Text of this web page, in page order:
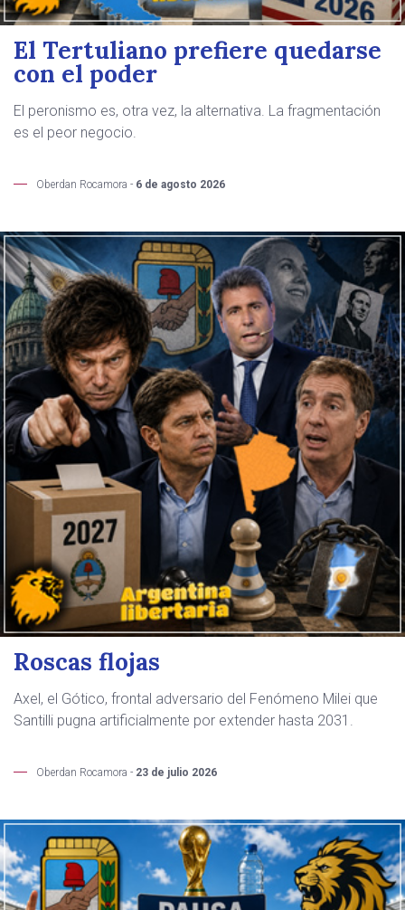
El Tertuliano prefiere quedarse
con el poder
El peronismo es, otra vez, la alternativa. La fragmentación
es el peor negocio.
Oberdan Rocamora - 6 de agosto 2026
Roscas flojas
Axel, el Gótico, frontal adversario del Fenómeno Milei que
Santilli pugna artificialmente por extender hasta 2031.
Oberdan Rocamora - 23 de julio 2026